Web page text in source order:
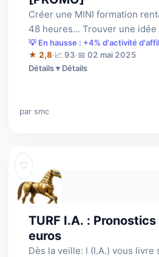
Créer une MINI formation
48 heures... Trouver une
contenu, une page de vente
💡 En hausse : +4% d'activité
★ 2,8·📈 93·📅 02 mai 2025
Détails
par smc
♡
TURF I.A. :
euros
Dès la veille: l (I.A.) vous livre